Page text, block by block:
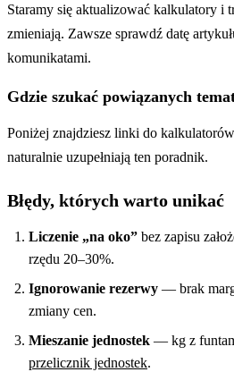
Staramy się aktualizować kalkulatory i
zmieniają. Zawsze sprawdź datę
komunikatami.
Gdzie szukać powiązanych
Poniżej znajdziesz linki do
naturalnie uzupełniają ten poradnik.
Błędy, których warto unikać
Liczenie „na oko” bez zapisu
rzędu 20–30%.
Ignorowanie rezerwy — brak
zmiany cen.
Mieszanie jednostek — kg z
przelicznik jednostek.